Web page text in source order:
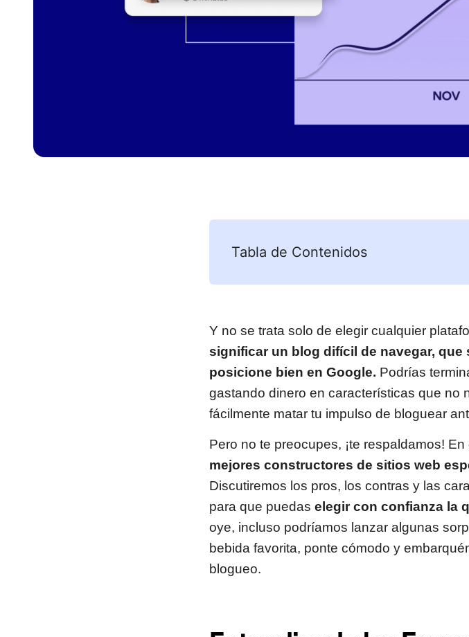
Tabla de Contenidos
Y no se trata solo de elegir cualquier
significar un blog difícil de navegar, que
posicione bien en Google. Podrías
gastando dinero en características que no
fácilmente matar tu impulso de bloguear
Pero no te preocupes, ¡te respaldamos!
mejores constructores de sitios web
Discutiremos los pros, los contras y las
para que puedas elegir con confianza la
oye, incluso podríamos lanzar algunas
bebida favorita, ponte cómodo y
blogueo.